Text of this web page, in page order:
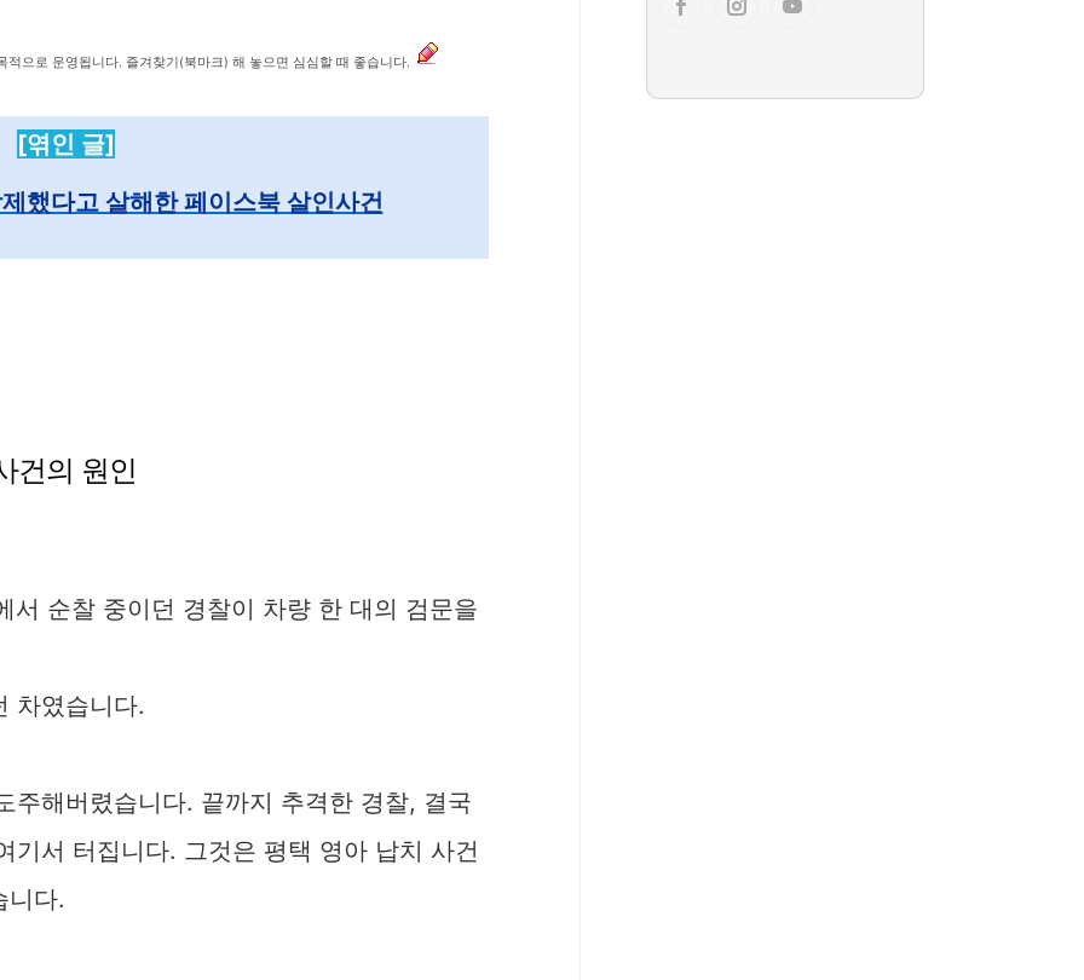
으로 운영됩니다. 즐겨찾기(북마크) 해 놓으면 심심할 때 좋습니다.
[엮인 글]
했다고 살해한 페이스북 살인사건
건의 원인
순찰 중이던 경찰이 차량 한 대의 검문을
차였습니다.​
주해버렸습니다. 끝까지 추격한 경찰, 결국
기서 터집니다. 그것은 평택 영아 납치 사건
니다.